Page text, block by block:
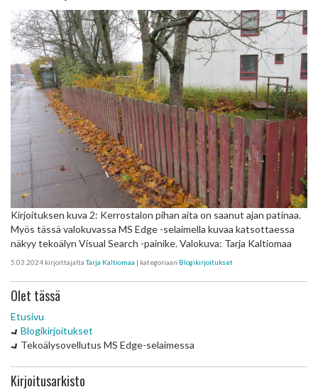
Kirjoituksen kuva 2: Kerrostalon pihan aita on saanut ajan patinaa.
Myös tässä valokuvassa MS Edge -selaimella kuvaa katsottaessa
näkyy tekoälyn Visual Search -painike. Valokuva: Tarja Kaltiomaa
5.03.2024 kirjoittajaltaTarja Kaltiomaa | kategoriaan Blogikirjoitukset
Olet tässä
Etusivu
Blogikirjoitukset
Tekoälysovellutus MS Edge-selaimessa
Kirjoitusarkisto